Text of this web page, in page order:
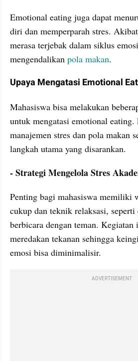
Emotional eating juga dapat
diri dan memperparah stres.
merasa terjebak dalam siklus
mengendalikan pola makan.
Upaya Mengatasi Emotional
Mahasiswa bisa melakukan
untuk mengatasi emotional eating.
manajemen stres dan pola makan
langkah utama yang disarankan.
- Strategi Mengelola Stres
Penting bagi mahasiswa memiliki
cukup dan teknik relaksasi,
berbicara dengan teman. Kegiatan
meredakan tekanan sehingga
emosi bisa diminimalisir.
ADVERTISEMENT